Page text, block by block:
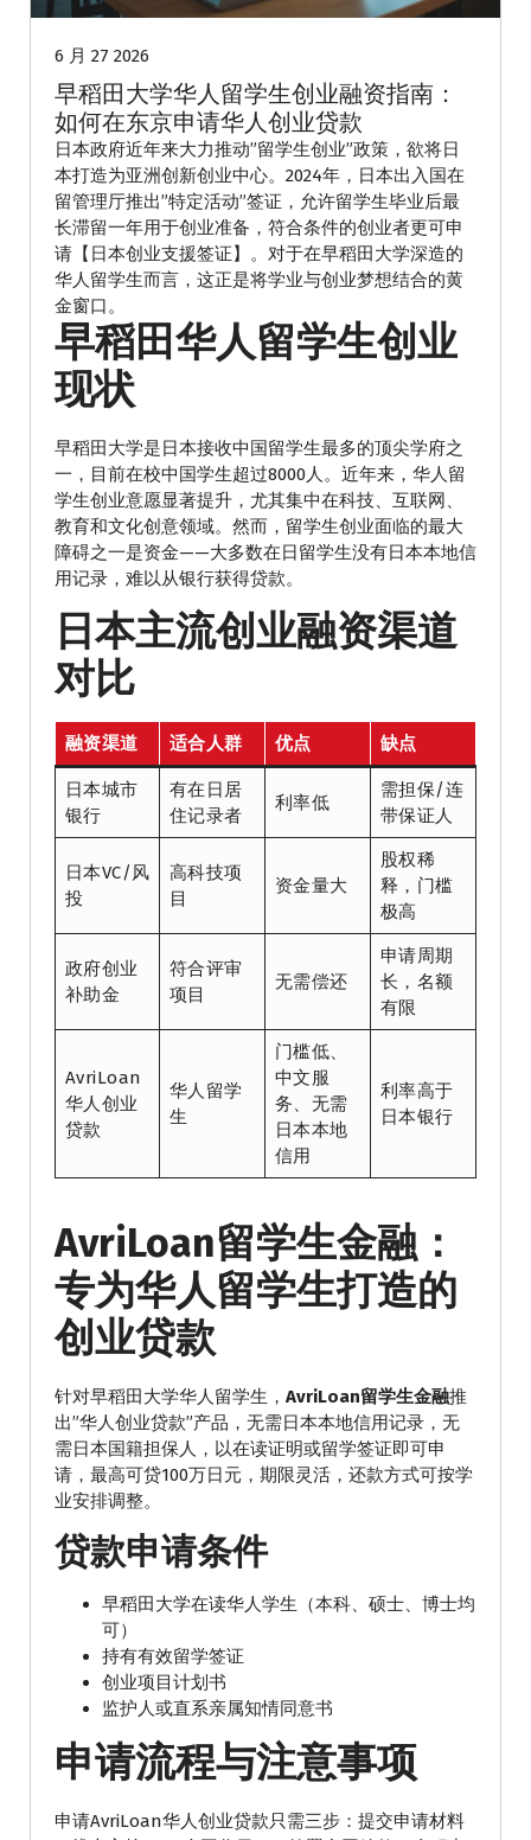
6 月 27 2026
早稻田大学华人留学生创业融资指南：
如何在东京申请华人创业贷款
日本政府近年来大力推动”留学生创业”政策，欲将日
本打造为亚洲创新创业中心。2024年，日本出入国在
留管理厅推出”特定活动”签证，允许留学生毕业后最
长滞留一年用于创业准备，符合条件的创业者更可申
请【日本创业支援签证】。对于在早稻田大学深造的
华人留学生而言，这正是将学业与创业梦想结合的黄
金窗口。
早稻田华人留学生创业
现状
早稻田大学是日本接收中国留学生最多的顶尖学府之
一，目前在校中国学生超过8000人。近年来，华人留
学生创业意愿显著提升，尤其集中在科技、互联网、
教育和文化创意领域。然而，留学生创业面临的最大
障碍之一是资金——大多数在日留学生没有日本本地信
用记录，难以从银行获得贷款。
日本主流创业融资渠道
对比
融资渠道 适合人群 优点 缺点
日本城市
银行
有在日居
住记录者
利率低
需担保/连
带保证人
日本VC/风
投
高科技项
目
资金量大
股权稀
释，门槛
极高
政府创业
补助金
符合评审
项目
无需偿还
申请周期
长，名额
有限
AvriLoan
华人创业
贷款
华人留学
生
门槛低、
中文服
务、无需
日本本地
信用
利率高于
日本银行
AvriLoan留学生金融：
专为华人留学生打造的
创业贷款
针对早稻田大学华人留学生， AvriLoan留学生金融推
出”华人创业贷款”产品，无需日本本地信用记录，无
需日本国籍担保人，以在读证明或留学签证即可申
请，最高可贷100万日元，期限灵活，还款方式可按学
业安排调整。
贷款申请条件
早稻田大学在读华人学生（本科、硕士、博士均
可）
持有有效留学签证
创业项目计划书
监护人或直系亲属知情同意书
申请流程与注意事项
申请AvriLoan华人创业贷款只需三步：提交申请材料